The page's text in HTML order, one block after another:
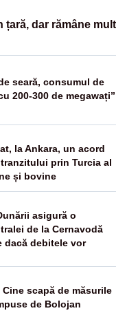
țară, dar rămâne mult
seară, consumul de
200-300 de megawați”
la Ankara, un acord
prin Turcia al
și bovine
asigură o
de la Cernavodă
dacă debitele vor
scapă de măsurile
de Bolojan